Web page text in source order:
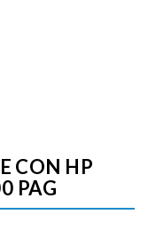
CON HP
PAG